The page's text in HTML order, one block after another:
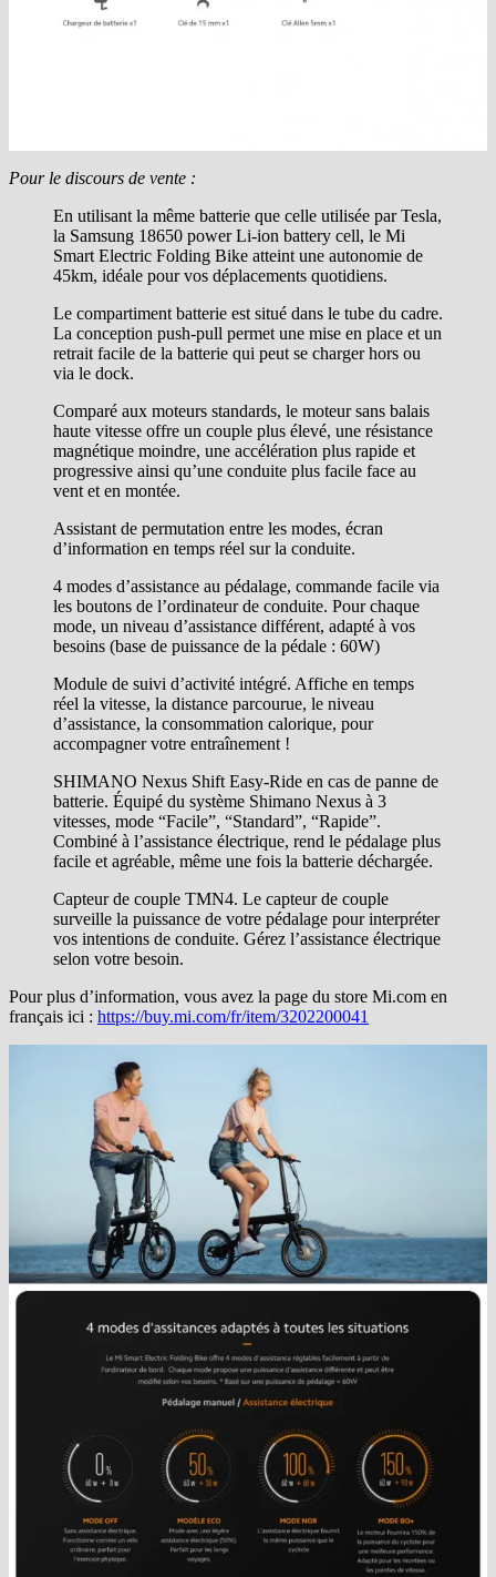
Pour le discours de vente :
En utilisant la même batterie que celle utilisée par Tesla,
la Samsung 18650 power Li-ion battery cell, le Mi
Smart Electric Folding Bike atteint une autonomie de
45km, idéale pour vos déplacements quotidiens.
Le compartiment batterie est situé dans le tube du cadre.
La conception push-pull permet une mise en place et un
retrait facile de la batterie qui peut se charger hors ou
via le dock.
Comparé aux moteurs standards, le moteur sans balais
haute vitesse offre un couple plus élevé, une résistance
magnétique moindre, une accélération plus rapide et
progressive ainsi qu’une conduite plus facile face au
vent et en montée.
Assistant de permutation entre les modes, écran
d’information en temps réel sur la conduite.
4 modes d’assistance au pédalage, commande facile via
les boutons de l’ordinateur de conduite. Pour chaque
mode, un niveau d’assistance différent, adapté à vos
besoins (base de puissance de la pédale : 60W)
Module de suivi d’activité intégré. Affiche en temps
réel la vitesse, la distance parcourue, le niveau
d’assistance, la consommation calorique, pour
accompagner votre entraînement !
SHIMANO Nexus Shift Easy-Ride en cas de panne de
batterie. Équipé du système Shimano Nexus à 3
vitesses, mode “Facile”, “Standard”, “Rapide”.
Combiné à l’assistance électrique, rend le pédalage plus
facile et agréable, même une fois la batterie déchargée.
Capteur de couple TMN4. Le capteur de couple
surveille la puissance de votre pédalage pour interpréter
vos intentions de conduite. Gérez l’assistance électrique
selon votre besoin.
Pour plus d’information, vous avez la page du store Mi.com en
français ici : https://buy.mi.com/fr/item/3202200041